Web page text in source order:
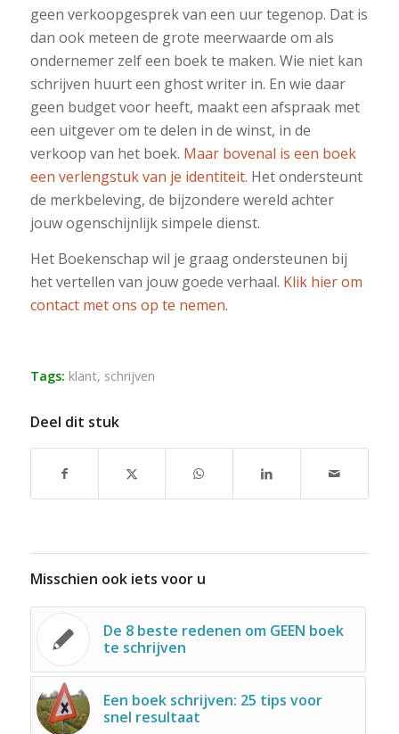
geen verkoopgesprek van een uur tegenop. Dat is
dan ook meteen de grote meerwaarde om als
ondernemer zelf een boek te maken. Wie niet kan
schrijven huurt een ghost writer in. En wie daar
geen budget voor heeft, maakt een afspraak met
een uitgever om te delen in de winst, in de
verkoop van het boek. Maar bovenal is een boek
een verlengstuk van je identiteit. Het ondersteunt
de merkbeleving, de bijzondere wereld achter
jouw ogenschijnlijk simpele dienst.
Het Boekenschap wil je graag ondersteunen bij
het vertellen van jouw goede verhaal. Klik hier om
contact met ons op te nemen.
Tags: klant, schrijven
Deel dit stuk
Misschien ook iets voor u
De 8 beste redenen om GEEN boek
te schrijven
Een boek schrijven: 25 tips voor
snel resultaat